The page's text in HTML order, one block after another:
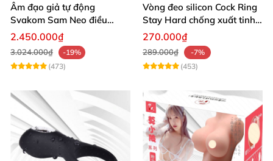
Âm đạo giả tự động
Svakom Sam Neo điều
khiển app webcam cao cấp
2.450.000₫
3.024.000₫
-19%
(473)
Vòng đeo silicon Cock Ring
Stay Hard chống xuất tinh
sớm
270.000₫
289.000₫
-7%
(453)